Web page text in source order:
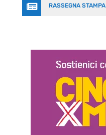
 RASSEGNA STAMPA